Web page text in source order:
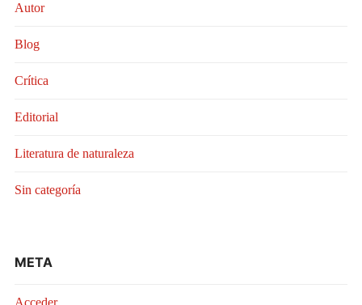
Autor
Blog
Crítica
Editorial
Literatura de naturaleza
Sin categoría
META
Acceder